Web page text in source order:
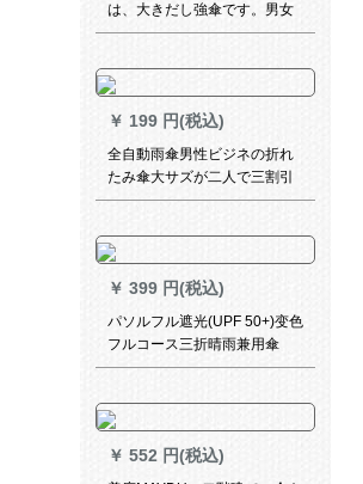
は、大きだし強傘です。男女
兼用のビルです。紫の傘で
￥ 199 円(税込)
全自動雨傘男性ビジネの折れ
たみ傘大サズが二人で三割引
きで成人男女を晴れ雨兼用傘
￥ 399 円(税込)
パソルフル遮光(UPF 50+)变色
フルコース三折晴雨兼用傘
31851 Eララック
￥ 552 円(税込)